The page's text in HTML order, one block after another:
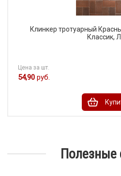
Клинкер тротуарный
Классик,
Цена за шт.
54,90 руб.
Полезные